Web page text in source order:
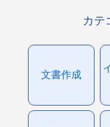
カテ
文書作成